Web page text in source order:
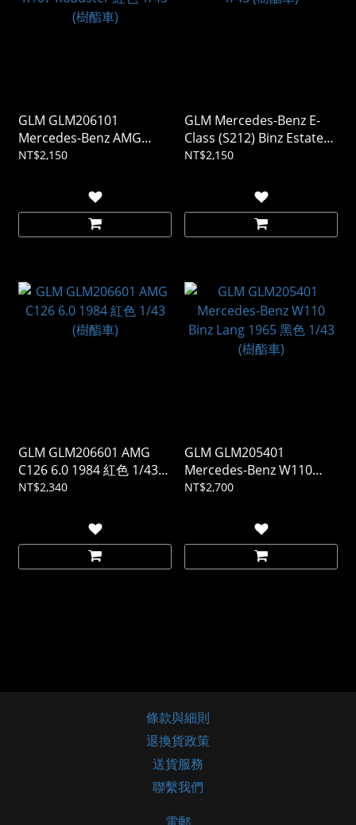
GLM GLM206101
Mercedes-Benz AMG
R107 Roadster 紅色 1/43
NT$2,150
GLM Mercedes-Benz E-
Class (S212) Binz Estate
1/43 (樹酯車)
NT$2,150
GLM GLM206601 AMG
C126 6.0 1984 紅色 1/43
(樹酯車)
NT$2,340
GLM GLM205401
Mercedes-Benz W110
Binz Lang 1965 黑色 1/43
NT$2,700
條款與細則
退換貨政策
送貨服務
聯繫我們